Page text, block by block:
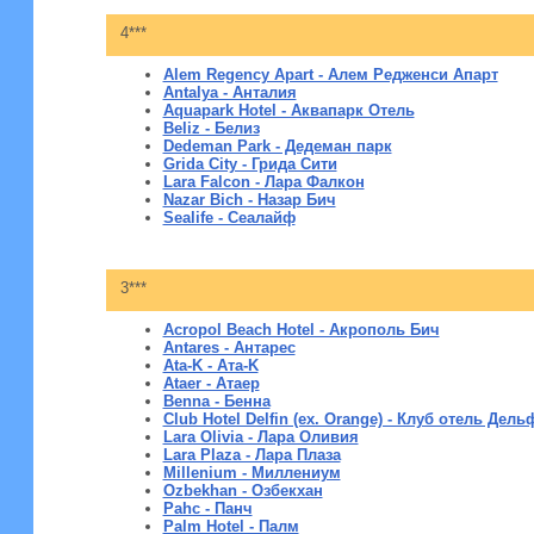
4***
Alem Regency Apart - Алем Редженси Апарт
Antalya - Анталия
Aquapark Hotel - Аквапарк Отель
Beliz - Белиз
Dedeman Park - Дедеман парк
Grida City - Грида Сити
Lara Falcon - Лара Фалкон
Nazar Bich - Назар Бич
Sealife - Сеалайф
3***
Acropol Beach Hotel - Акрополь Бич
Antares - Антарес
Ata-K - Aтa-K
Ataer - Атаер
Benna - Бенна
Club Hotel Delfin (ex. Orange) - Клуб отель
Lara Olivia - Лара Оливия
Lara Plaza - Лара Плаза
Millenium - Миллениум
Ozbekhan - Озбекхан
Pahc - Панч
Palm Hotel - Палм